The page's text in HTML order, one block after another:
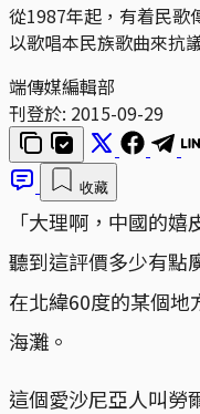
從1987年起，有着民歌
以歌唱本民族歌曲來抗
端傳媒編輯部
刊登於: 2015-09-29
收藏
「大理啊，中國的
聽到這評價多少有點
在北緯60度的某個地
海灘。
這個愛沙尼亞人叫勞